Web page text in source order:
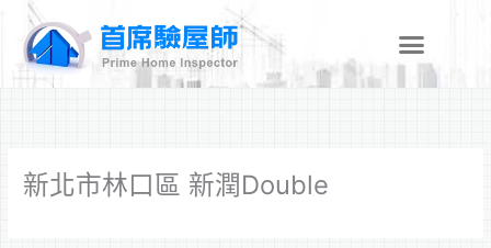
新北市林口區 新潤Double